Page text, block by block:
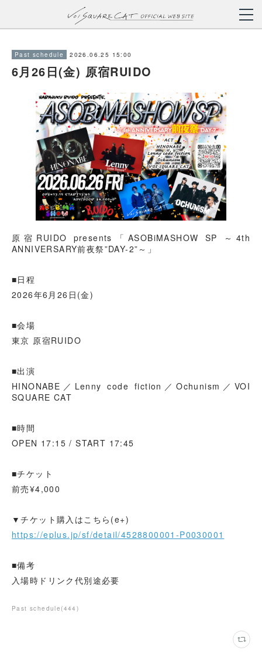
Past schedule 2026.06.25 15:00
6月26日(金) 原宿RUIDO
原宿RUIDO presents「ASOBiMASHOW SP ～4th
ANNIVERSARY前夜祭”DAY-2”～」
■日程
2026年6月26日(金)
■会場
東京 原宿RUIDO
■出演
HINONABE／Lenny code fiction／Ochunism／VOI
SQUARE CAT
■時間
OPEN 17:15 / START 17:45
■チケット
前売¥4,000
▼チケット購入はこちら(e+)
https://eplus.jp/sf/detail/4528800001-P0030001
■備考
入場時ドリンク代別途必要
Past schedule (444 )